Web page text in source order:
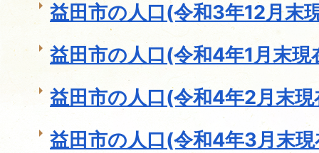
益田市の人口(令和3年12月末
益田市の人口(令和4年1月末現
益田市の人口(令和4年2月末
益田市の人口(令和4年3月末